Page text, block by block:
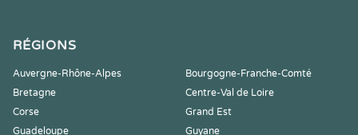
RÉGIONS
Auvergne-Rhône-Alpes
Bourgogne-Franche-Comté
Bretagne
Centre-Val de Loire
Corse
Grand Est
Guadeloupe
Guyane